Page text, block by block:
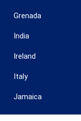
Grenada
India
Ireland
Italy
Jamaica